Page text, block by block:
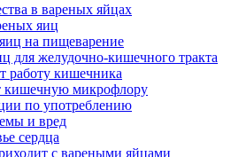
в вареных яйцах
яиц
на пищеварение
для желудочно-кишечного тракта
работу кишечника
кишечную микрофлору
по употреблению
и вред
сердца
с вареными яйцами